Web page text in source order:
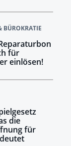
BÜROKRATIE
für
einlösen!
die
für